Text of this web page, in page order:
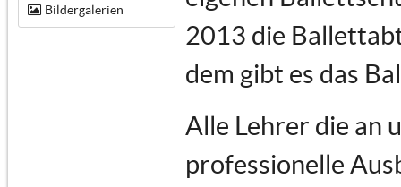
Bildergalerien
2013 die
dem gibt es das
Alle Lehrer die an
professionelle